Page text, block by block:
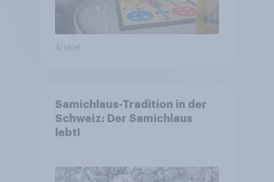
Artikel
Samichlaus-Tradition in der
Schweiz: Der Samichlaus
lebt!